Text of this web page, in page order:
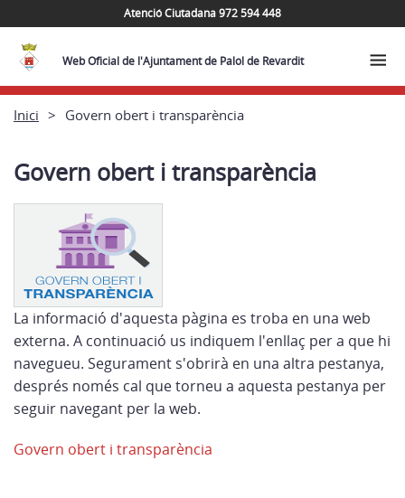
Atenció Ciutadana 972 594 448
Web Oficial de l'Ajuntament de Palol de Revardit
Inici Govern obert i transparència
Govern obert i transparència
La informació d'aquesta pàgina es troba en una web
externa. A continuació us indiquem l'enllaç per a que hi
navegueu. Segurament s'obrirà en una altra pestanya,
després només cal que torneu a aquesta pestanya per
seguir navegant per la web.
Govern obert i transparència